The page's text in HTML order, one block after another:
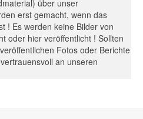
über unser
erst gemacht, wenn das
! Es werden keine Bilder von
oder hier veröffentlicht ! Sollten
Fotos oder Berichte
an unseren